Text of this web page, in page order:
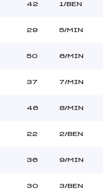
42 1/BEN
29 5/MIN
50 6/MIN
37 7/MIN
46 8/MIN
22 2/BEN
36 9/MIN
30 3/BEN